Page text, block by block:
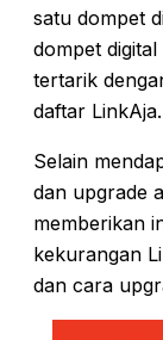
satu dompet
dompet
tertarik
daftar LinkAja.
Selain
dan upgrade
memberikan
kekurangan
dan cara